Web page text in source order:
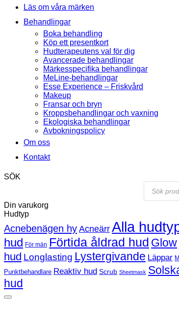
Läs om våra märken
Behandlingar
Boka behandling
Köp ett presentkort
Hudterapeutens val för dig
Avancerade behandlingar
Märkesspecifika behandlingar
MeLine-behandlingar
Esse Experience – Friskvård
Makeup
Fransar och bryn
Kroppsbehandlingar och vaxning
Ekologiska behandlingar
Avbokningspolicy
Om oss
Kontakt
SÖK
Products
search
Din varukorg
Hudtyp
Acnebenägen hy Acneärr Alla
hud För män Förtida åldrad hud Glow
hud Longlasting Lystergivande Läppar
Punktbehandlare Reaktiv hud Scrub Sheetmask
hud